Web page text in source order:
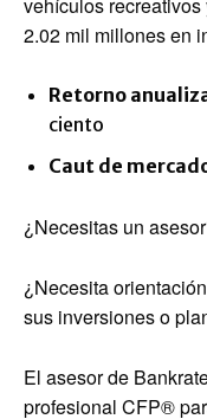
vehículos
2.02 mil millones en
Retorno
ciento
Caut de
¿Necesitas un
¿Necesita
sus inversiones o
El asesor de
profesional CFP®